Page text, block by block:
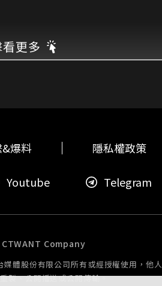
更多
爆料 隱私權政策
Youtube Telegram
Company
體股份有限公司所有或經授權使用，他人
製、公開播送或公開傳輸。